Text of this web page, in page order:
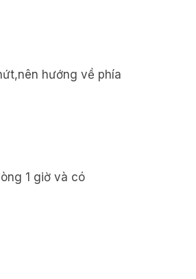
hướng về phía
1 giờ và có